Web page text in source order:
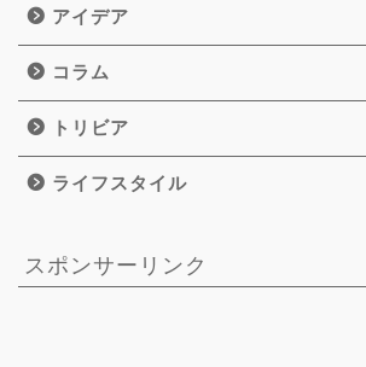
アイデア
コラム
トリビア
ライフスタイル
スポンサーリンク